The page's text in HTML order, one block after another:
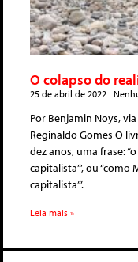
O colapso do
25 de abril de 2022
Por Benjamin Noys,
Reginaldo Gomes O
dez anos, uma frase:
capitalista”’, ou “como
capitalista’”.
Leia mais »